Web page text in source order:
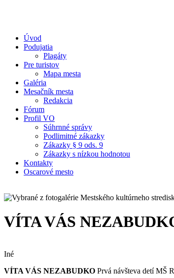
Úvod
Podujatia
Plagáty
Pre turistov
Mapa mesta
Galéria
Mesačník mesta
Redakcia
Fórum
Profil VO
Súhrnné správy
Podlimitné zákazky
Zákazky § 9 ods. 9
Zákazky s nízkou hodnotou
Kontakty
Oscarové mesto
VÍTA VÁS
Iné
VÍTA VÁS NEZABUDKO Prvá návšteva detí MŠ